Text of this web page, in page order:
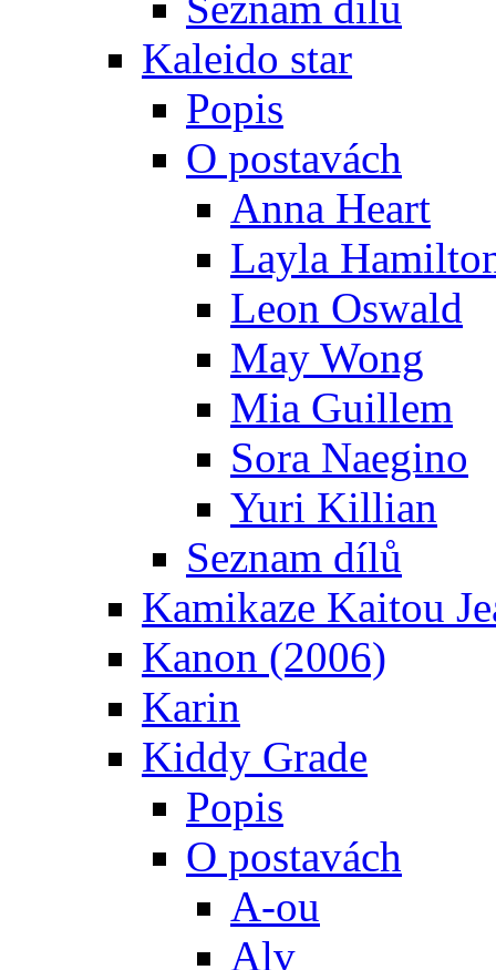
Kaleido star
Popis
O postavách
Anna Heart
Layla
Leon Oswald
May Wong
Mia Guillem
Sora Naegino
Yuri Killian
Seznam dílů
Kamikaze Kaitou
Kanon (2006)
Karin
Kiddy Grade
Popis
O postavách
A-ou
Alv